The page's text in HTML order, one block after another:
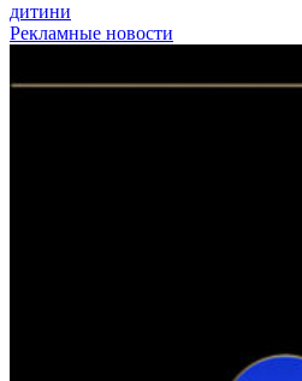
дитини
Рекламные новости